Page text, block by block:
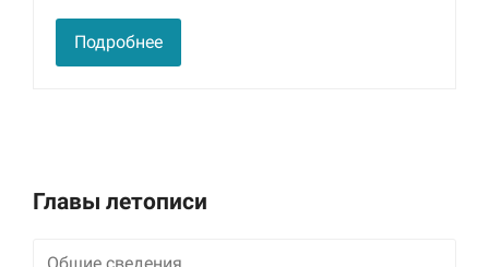
Подробнее
Главы летописи